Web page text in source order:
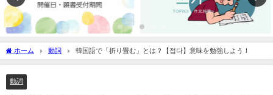
ホーム 動詞 韓国語で「折り畳む」とは？【접다】意味を勉強しよう！
動詞